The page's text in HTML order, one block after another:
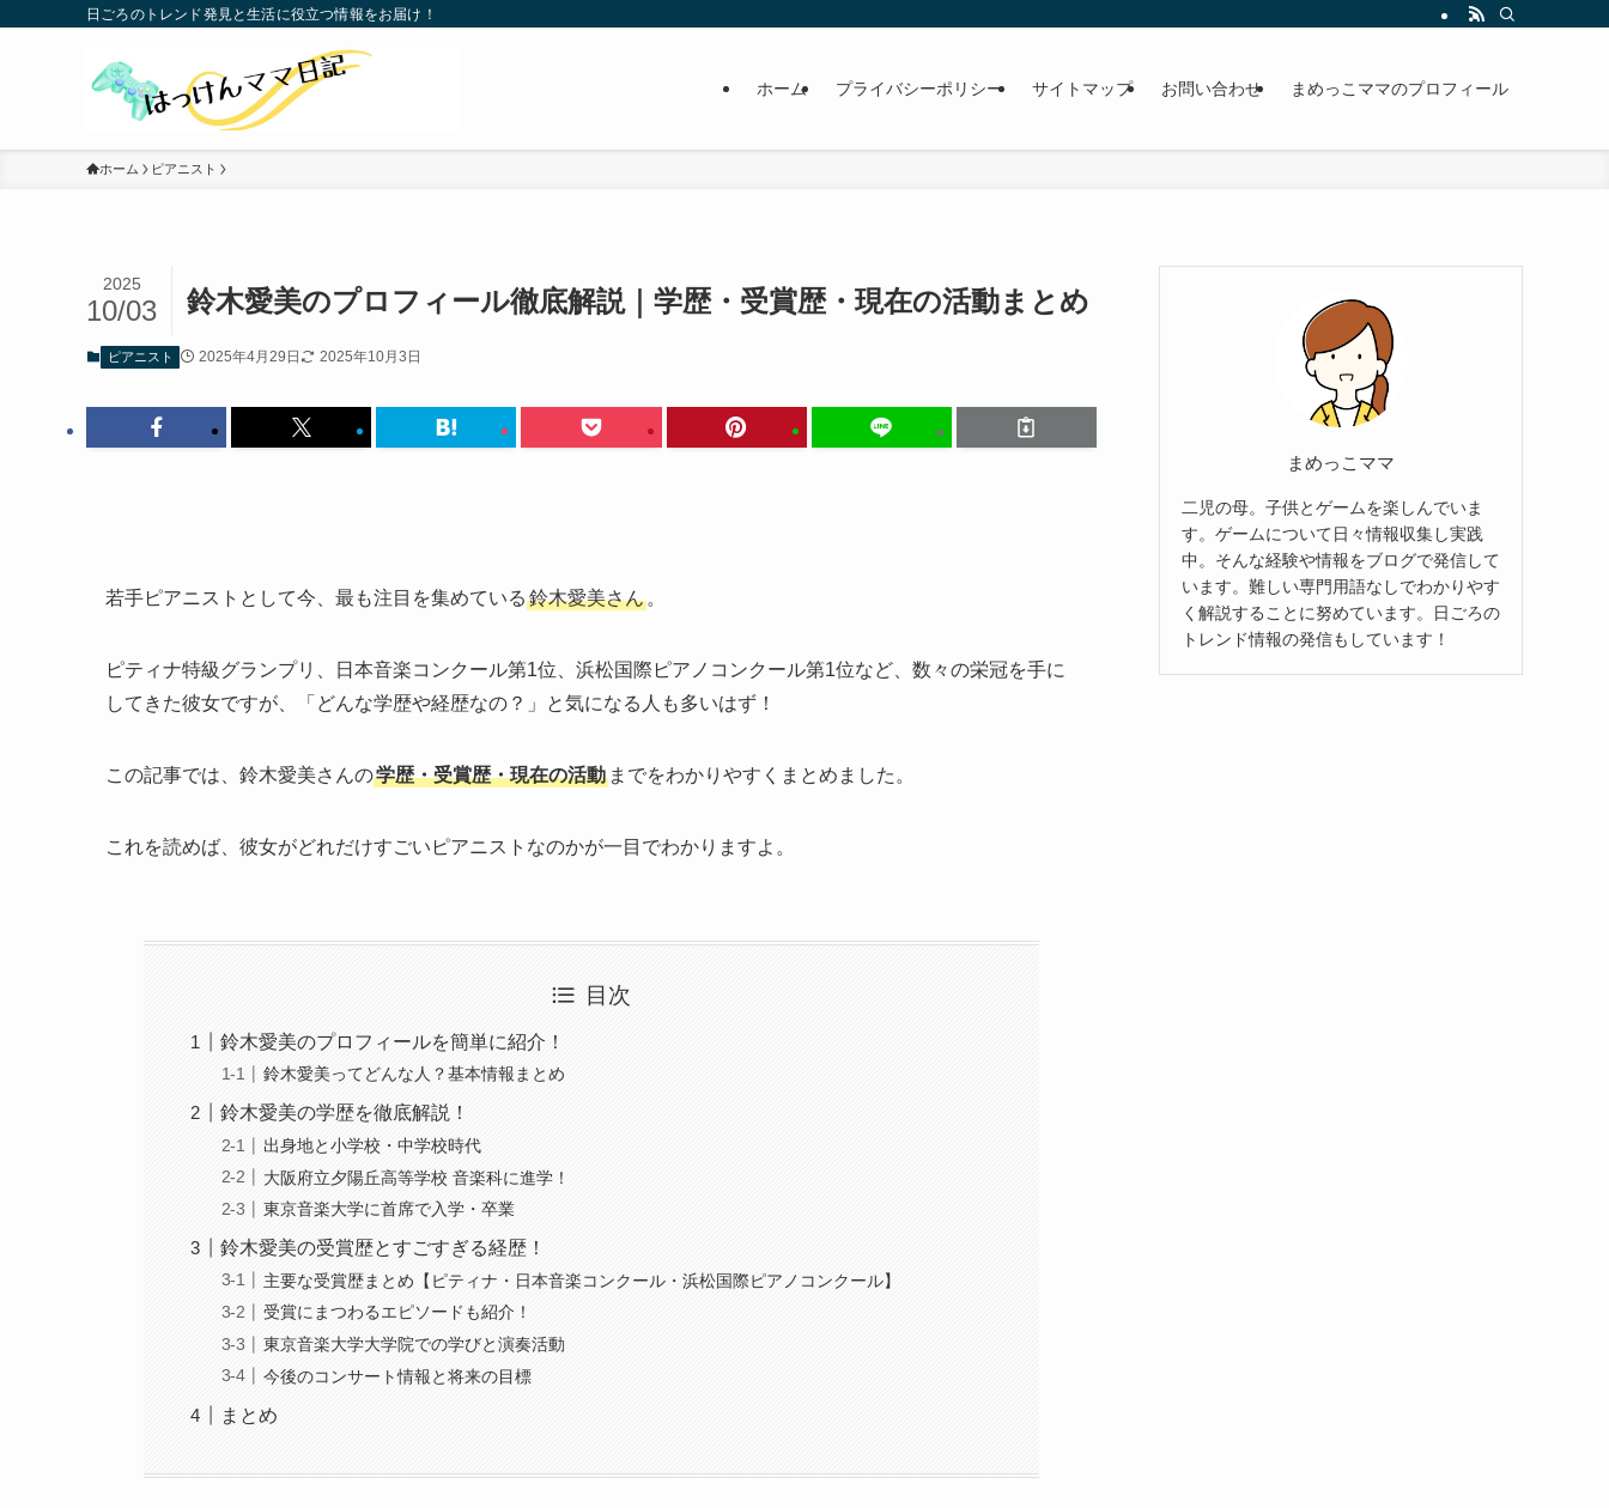
日ごろのトレンド発見と生活に役立つ情報をお届け！
ホーム プライバシーポリシー サイトマップ お問い合わせ まめっこママのプロフィール
ホーム ピアニスト
鈴木愛美のプロフィール徹底解説｜学歴・受賞歴・現在の活動まとめ
2025
10/03
ピアニスト 2025年4月29日 2025年10月3日
若手ピアニストとして今、最も注目を集めている 鈴木愛美さん 。
ピティナ特級グランプリ、日本音楽コンクール第1位、浜松国際ピアノコンクール第1位など、数々の栄冠を手に
してきた彼女ですが、「どんな学歴や経歴なの？」と気になる人も多いはず！
この記事では、鈴木愛美さんの学歴・受賞歴・現在の活動 までをわかりやすくまとめました。
これを読めば、彼女がどれだけすごいピアニストなのかが一目でわかりますよ。
目次
鈴木愛美のプロフィールを簡単に紹介！
鈴木愛美ってどんな人？基本情報まとめ
鈴木愛美の学歴を徹底解説！
出身地と小学校・中学校時代
大阪府立夕陽丘高等学校 音楽科に進学！
東京音楽大学に首席で入学・卒業
鈴木愛美の受賞歴とすごすぎる経歴！
主要な受賞歴まとめ【ピティナ・日本音楽コンクール・浜松国際ピアノコンクール】
受賞にまつわるエピソードも紹介！
東京音楽大学大学院での学びと演奏活動
今後のコンサート情報と将来の目標
まとめ
まめっこママ
二児の母。子供とゲームを楽しんでいま
す。ゲームについて日々情報収集し実践
中。そんな経験や情報をブログで発信して
います。難しい専門用語なしでわかりやす
く解説することに努めています。日ごろの
トレンド情報の発信もしています！